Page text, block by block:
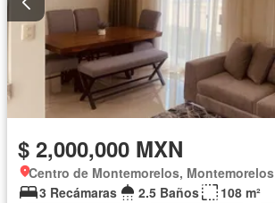
$ 2,000,000 MXN
Centro de Montemorelos, Montemorelos
3 Recámaras
2.5 Baños
108 m²